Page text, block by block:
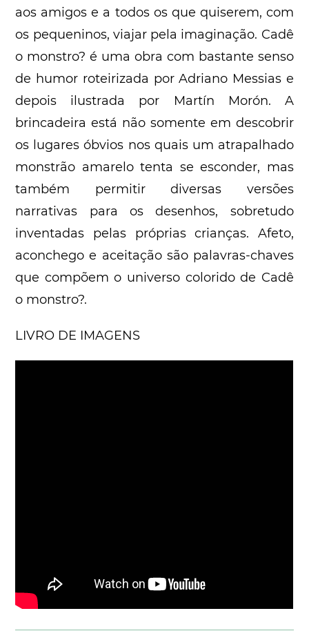
aos amigos e a todos os que quiserem, com
os pequeninos, viajar pela imaginação. Cadê
o monstro? é uma obra com bastante senso
de humor roteirizada por Adriano Messias e
depois ilustrada por Martín Morón. A
brincadeira está não somente em descobrir
os lugares óbvios nos quais um atrapalhado
monstrão amarelo tenta se esconder, mas
também permitir diversas versões
narrativas para os desenhos, sobretudo
inventadas pelas próprias crianças. Afeto,
aconchego e aceitação são palavras-chaves
que compõem o universo colorido de Cadê
o monstro?.
LIVRO DE IMAGENS